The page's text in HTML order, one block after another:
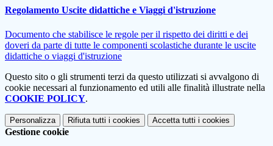
Regolamento Uscite didattiche e Viaggi d'istruzione
Documento che stabilisce le regole per il rispetto dei diritti e dei
doveri da parte di tutte le componenti scolastiche durante le uscite
didattiche o viaggi d'istruzione
Questo sito o gli strumenti terzi da questo utilizzati si avvalgono di
cookie necessari al funzionamento ed utili alle finalità illustrate nella
COOKIE POLICY.
Personalizza Rifiuta tutti i cookies Accetta tutti i cookies
Gestione cookie